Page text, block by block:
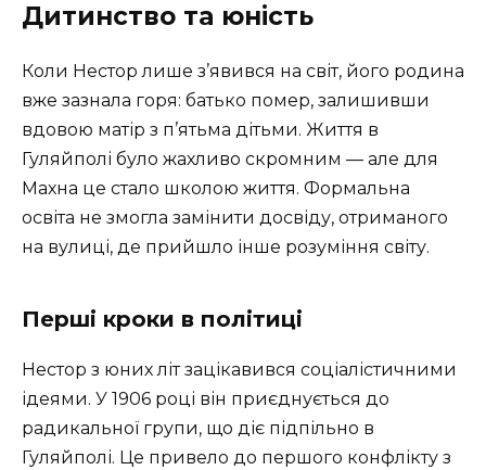
Дитинство та юність
Коли Нестор лише з’явився на світ, його родина
вже зазнала горя: батько помер, залишивши
вдовою матір з п’ятьма дітьми. Життя в
Гуляйполі було жахливо скромним — але для
Махна це стало школою життя. Формальна
освіта не змогла замінити досвіду, отриманого
на вулиці, де прийшло інше розуміння світу.
Перші кроки в політиці
Нестор з юних літ зацікавився соціалістичними
ідеями. У 1906 році він приєднується до
радикальної групи, що діє підпільно в
Гуляйполі. Це привело до першого конфлікту з